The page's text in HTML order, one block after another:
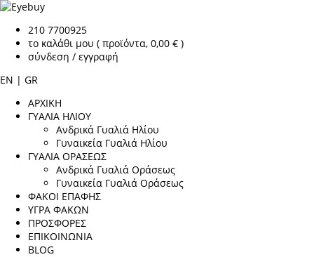
210 7700925
το καλάθι μου ( προϊόντα, 0,00 € )
σύνδεση / εγγραφή
EN | GR
ΑΡΧΙΚΗ
ΓΥΑΛΙΑ ΗΛΙΟΥ
Ανδρικά Γυαλιά Ηλίου
Γυναικεία Γυαλιά Ηλίου
ΓΥΑΛΙΑ ΟΡΑΣΕΩΣ
Ανδρικά Γυαλιά Οράσεως
Γυναικεία Γυαλιά Οράσεως
ΦΑΚΟΙ ΕΠΑΦΗΣ
ΥΓΡΑ ΦΑΚΩΝ
ΠΡΟΣΦΟΡΕΣ
ΕΠΙΚΟΙΝΩΝΙΑ
BLOG